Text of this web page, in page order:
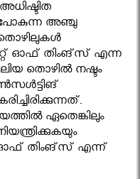
പോകുന്ന അഞ്ചു
തൊഴിലുകള്‍
ഓഫ് തിംങ്‌സ് എന്ന
തൊഴില്‍ നഷ്ടം
ഏതെങ്കിലും
ഓഫ് തിംങ്‌സ് എന്ന്